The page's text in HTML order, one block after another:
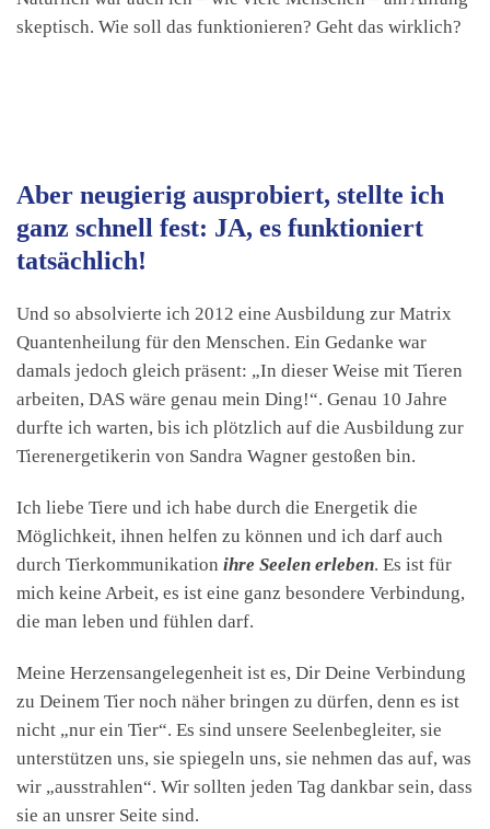
skeptisch. Wie soll das funktionieren? Geht das wirklich?
Aber neugierig ausprobiert, stellte ich
ganz schnell fest: JA, es funktioniert
tatsächlich!
Und so absolvierte ich 2012 eine Ausbildung zur Matrix
Quantenheilung für den Menschen. Ein Gedanke war
damals jedoch gleich präsent: „In dieser Weise mit Tieren
arbeiten, DAS wäre genau mein Ding!“. Genau 10 Jahre
durfte ich warten, bis ich plötzlich auf die Ausbildung zur
Tierenergetikerin von Sandra Wagner gestoßen bin.
Ich liebe Tiere und ich habe durch die Energetik die
Möglichkeit, ihnen helfen zu können und ich darf auch
durch Tierkommunikation ihre Seelen erleben. Es ist für
mich keine Arbeit, es ist eine ganz besondere Verbindung,
die man leben und fühlen darf.
Meine Herzensangelegenheit ist es, Dir Deine Verbindung
zu Deinem Tier noch näher bringen zu dürfen, denn es ist
nicht „nur ein Tier“. Es sind unsere Seelenbegleiter, sie
unterstützen uns, sie spiegeln uns, sie nehmen das auf, was
wir „ausstrahlen“. Wir sollten jeden Tag dankbar sein, dass
sie an unsrer Seite sind.